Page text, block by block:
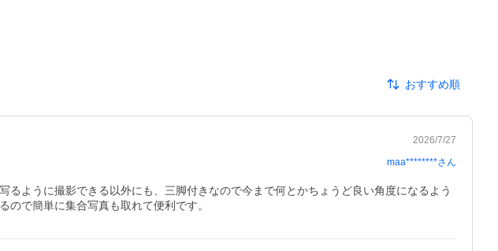
おすすめ順
2026/7/27
maa********さん
ように撮影できる以外にも、三脚付きなので今まで何とかちょうど良い角度になるよう
で簡単に集合写真も取れて便利です。